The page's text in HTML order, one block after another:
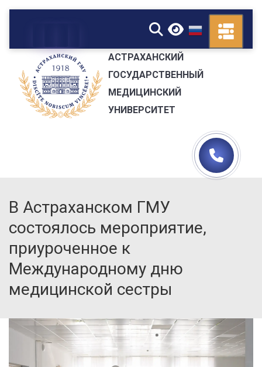
▼
АСТРАХАНСКИЙ
ГОСУДАРСТВЕННЫЙ
МЕДИЦИНСКИЙ
УНИВЕРСИТЕТ
В Астраханском ГМУ
состоялось мероприятие,
приуроченное к
Международному дню
медицинской сестры